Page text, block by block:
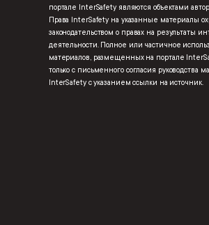
портале InterSafety являются объектами
Права InterSafety на указанные материалы
законодательством о правах на результаты
деятельности. Полное или частичное
материалов, размещенных на портале
только с письменного согласия руководства
InterSafety с указанием ссылки на источник.